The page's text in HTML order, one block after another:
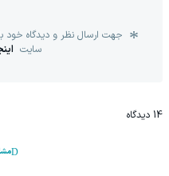
جهت ارسال نظر و دیدگاه خود
سایت
14 دیدگاه